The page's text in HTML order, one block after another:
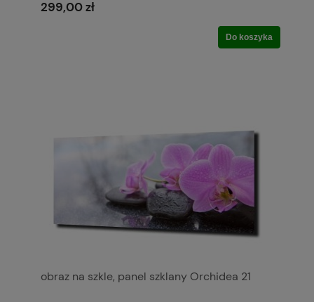
299,00 zł
Do koszyka
obraz na szkle, panel szklany Orchidea 21